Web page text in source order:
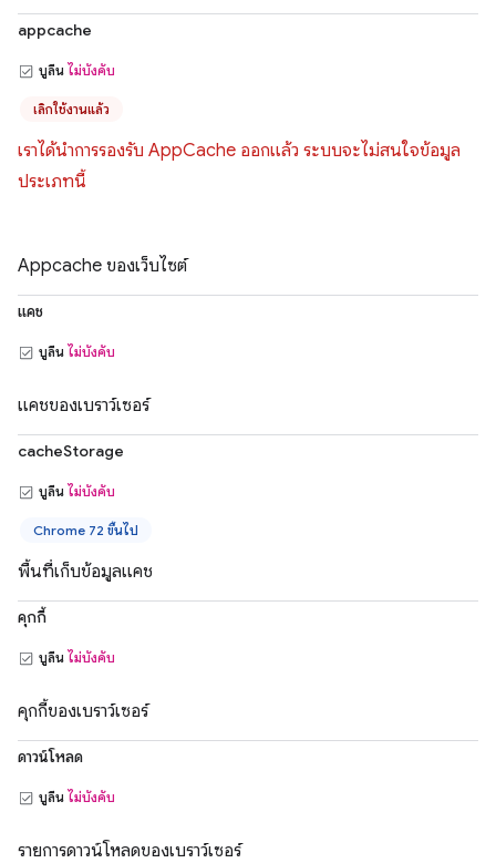
appcache
บูลีน ไม่บังคับ
เลิกใช้งานแล้ว
เราได้นำการรองรับ AppCache ออกแล้ว ระบบจะไม่สนใจข้อมูล
ประเภทนี้
Appcache ของเว็บไซต์
แคช
บูลีน ไม่บังคับ
แคชของเบราว์เซอร์
cacheStorage
บูลีน ไม่บังคับ
Chrome 72 ขึ้นไป
พื้นที่เก็บข้อมูลแคช
คุกกี้
บูลีน ไม่บังคับ
คุกกี้ของเบราว์เซอร์
ดาวน์โหลด
บูลีน ไม่บังคับ
รายการดาวน์โหลดของเบราว์เซอร์